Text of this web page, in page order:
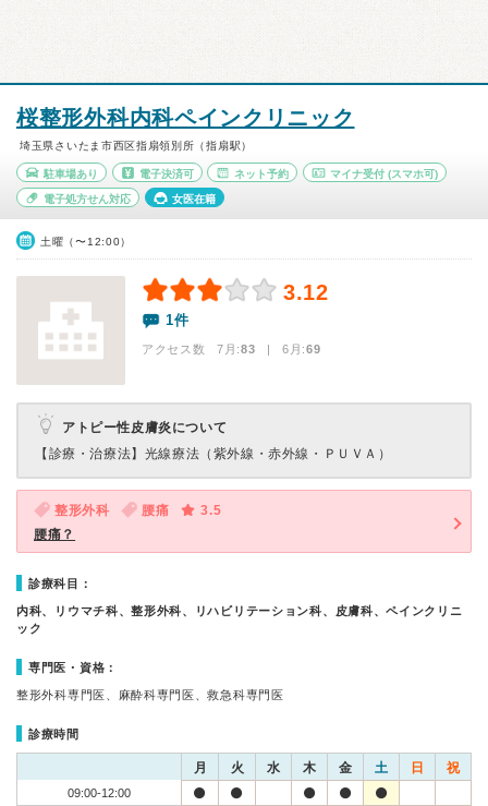
桜整形外科内科ペインクリニック
埼玉県さいたま市西区指扇領別所（指扇駅）
駐車場あり 電子決済可 ネット予約 マイナ受付 (スマホ可)
電子処方せん対応 女医在籍
土曜（〜12:00）
3.12
1件
アクセス数 7月:83 | 6月:69
アトピー性皮膚炎について
【診療・治療法】 光線療法（紫外線・赤外線・ＰＵＶＡ）
整形外科 腰痛
3.5
腰痛？
診療科目：
内科、リウマチ科、整形外科、リハビリテーション科、皮膚科、ペインクリニ
ック
専門医・資格：
整形外科専門医、麻酔科専門医、救急科専門医
診療時間
月 火 水 木 金 土 日 祝
09:00-12:00